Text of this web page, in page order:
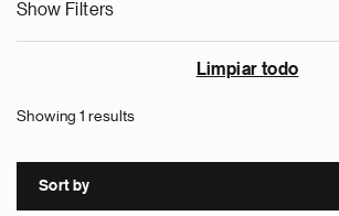
Show Filters
Limpiar todo
Showing 1 results
Sort by